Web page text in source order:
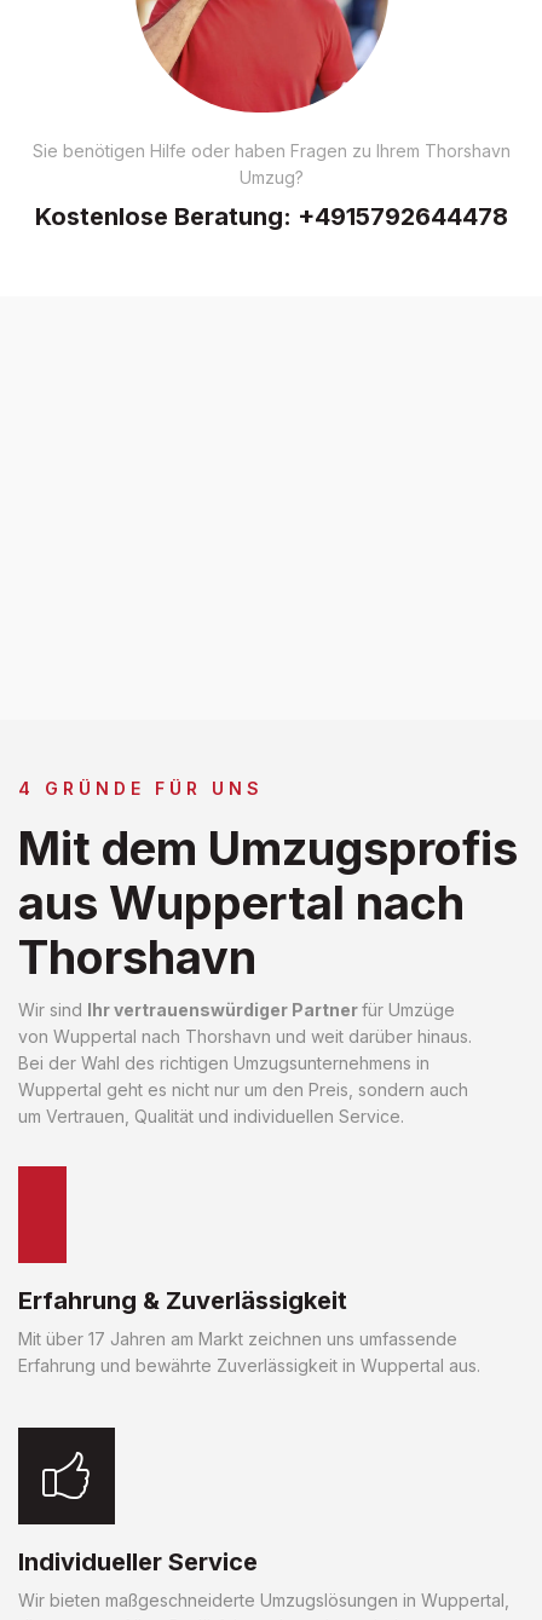
Sie benötigen Hilfe oder haben Fragen zu Ihrem Thorshavn
Umzug?
Kostenlose Beratung: +4915792644478
4 GRÜNDE FÜR UNS
Mit dem Umzugsprofis
aus Wuppertal nach
Thorshavn
Wir sind Ihr vertrauenswürdiger Partnerfür Umzüge
von Wuppertal nach Thorshavn und weit darüber hinaus.
Bei der Wahl des richtigen Umzugsunternehmens in
Wuppertal geht es nicht nur um den Preis, sondern auch
um Vertrauen, Qualität und individuellen Service.
Erfahrung & Zuverlässigkeit
Mit über 17 Jahren am Markt zeichnen uns umfassende
Erfahrung und bewährte Zuverlässigkeit in Wuppertal aus.
Individueller Service
Wir bieten maßgeschneiderte Umzugslösungen in Wuppertal,